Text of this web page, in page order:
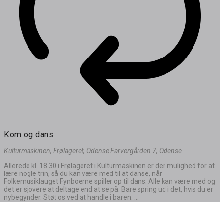
Kom og dans
Kulturmaskinen, Frølageret, OdenseFarvergården 7, Odense
Allerede kl. 18.30 i Frølageret i Kulturmaskinen er der mulighed for at
lære nogle trin, så du kan være med til at danse, når
Folkemusiklauget Fynboerne spiller op til dans. Alle kan være med og
det er sjovere at deltage end at se på. Bare spring ud i det, hvis du er
nybegynder. Støt os ved at handle i baren. ...